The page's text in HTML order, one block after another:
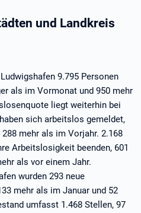
und Landkreis
9.795 Personen
als im Vormonat und 950 mehr
liegt weiterhin bei
sich arbeitslos gemeldet,
mehr als im Vorjahr. 2.168
Arbeitslosigkeit beenden, 601
als vor einem Jahr.
wurden 293 neue
mehr als im Januar und 52
umfasst 1.468 Stellen, 97